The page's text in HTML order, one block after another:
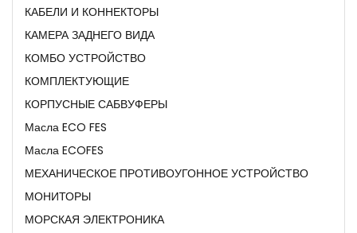
КАБЕЛИ И КОННЕКТОРЫ
КАМЕРА ЗАДНЕГО ВИДА
КОМБО УСТРОЙСТВО
КОМПЛЕКТУЮЩИЕ
КОРПУСНЫЕ САБВУФЕРЫ
Масла ECO FES
Масла ECOFES
МЕХАНИЧЕСКОЕ ПРОТИВОУГОННОЕ УСТРОЙСТВО
МОНИТОРЫ
МОРСКАЯ ЭЛЕКТРОНИКА